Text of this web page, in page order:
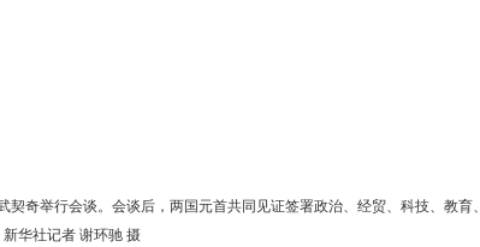
奇举行会谈。会谈后，两国元首共同见证签署政治、经贸、科技、教育
华社记者 谢环驰 摄